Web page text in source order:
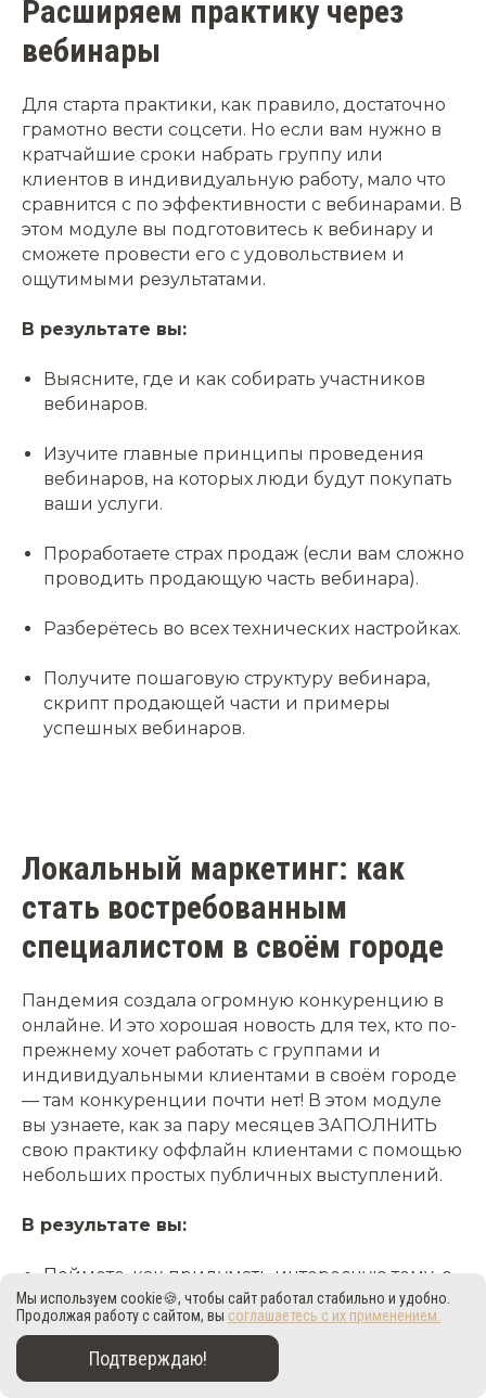
Расширяем практику через
вебинары
Для старта практики, как правило, достаточно
грамотно вести соцсети. Но если вам нужно в
кратчайшие сроки набрать группу или
клиентов в индивидуальную работу, мало что
сравнится с по эффективности с вебинарами. В
этом модуле вы подготовитесь к вебинару и
сможете провести его с удовольствием и
ощутимыми результатами.
В результате вы:
Выясните, где и как собирать участников
вебинаров.
Изучите главные принципы проведения
вебинаров, на которых люди будут покупать
ваши услуги.
Проработаете страх продаж (если вам сложно
проводить продающую часть вебинара).
Разберётесь во всех технических настройках.
Получите пошаговую структуру вебинара,
скрипт продающей части и примеры
успешных вебинаров.
Локальный маркетинг: как
стать востребованным
специалистом в своём городе
Пандемия создала огромную конкуренцию в
онлайне. И это хорошая новость для тех, кто по-
прежнему хочет работать с группами и
индивидуальными клиентами в своём городе
— там конкуренции почти нет! В этом модуле
вы узнаете, как за пару месяцев ЗАПОЛНИТЬ
свою практику оффлайн клиентами с помощью
небольших простых публичных выступлений.
В результате вы:
Поймете, как придумать интересную тему, о
чём и как долго говорить.
Научитесь организовывать выступления на
собственных или сторонних площадках.
Мы используем cookie🍪, чтобы сайт работал стабильно и удобно.
Продолжая работу с сайтом, вы соглашаетесь с их применением.
Подтверждаю!